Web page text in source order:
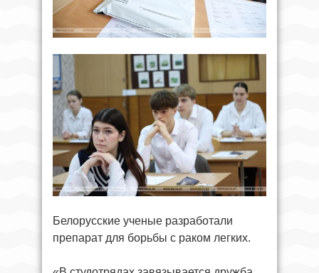
Белорусские ученые разработали
препарат для борьбы с раком легких.